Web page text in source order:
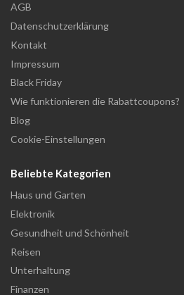
AGB
Datenschutzerklärung
Kontakt
Impressum
Black Friday
Wie funktionieren die Rabattcoupons?
Blog
Cookie-Einstellungen
Beliebte Kategorien
Haus und Garten
Elektronik
Gesundheit und Schönheit
Reisen
Unterhaltung
Finanzen